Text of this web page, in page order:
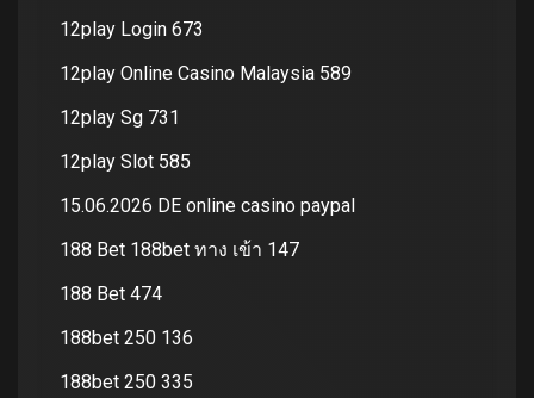
12play Login 673
12play Online Casino Malaysia 589
12play Sg 731
12play Slot 585
15.06.2026 DE online casino paypal
188 Bet 188bet ทาง เข้า 147
188 Bet 474
188bet 250 136
188bet 250 335